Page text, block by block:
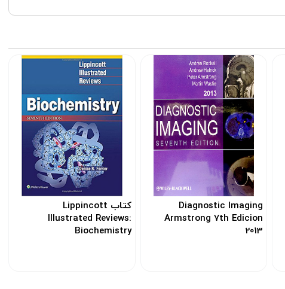
Diagnostic Imaging
Armstrong 7th Edicion
2013
کتاب Lippincott
Illustrated Reviews:
Biochemistry